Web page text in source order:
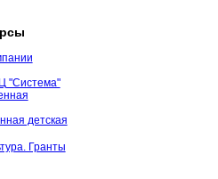
"Система"
детская
Гранты